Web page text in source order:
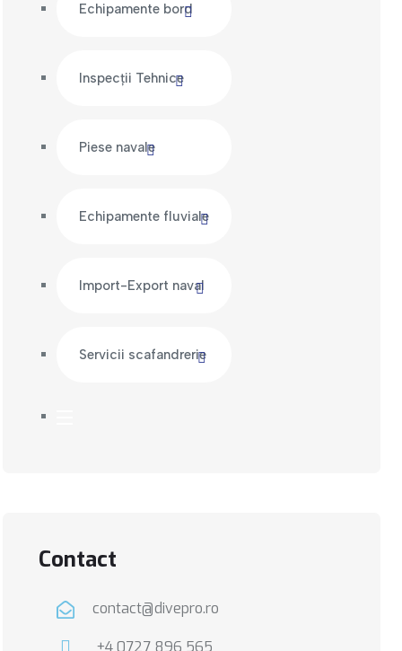
Echipamente bord
Inspecții Tehnice
Piese navale
Echipamente fluviale
Import-Export naval
Servicii scafandrerie
Contact
contact@divepro.ro
+4 0727 896 565